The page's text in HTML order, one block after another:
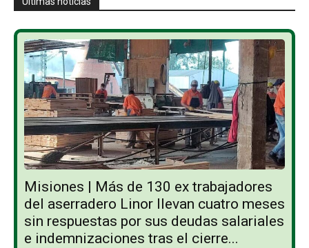
Misiones | Más de 130 ex trabajadores
del aserradero Linor llevan cuatro meses
sin respuestas por sus deudas salariales
e indemnizaciones tras el cierre...